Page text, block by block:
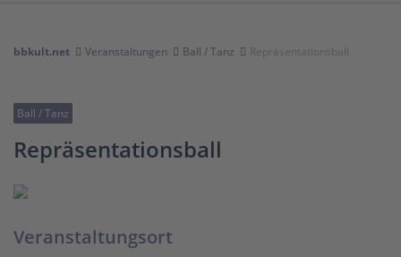
bbkult.net Veranstaltungen Ball / Tanz Repräsentationsball
Ball / Tanz
Repräsentationsball
Veranstaltungsort